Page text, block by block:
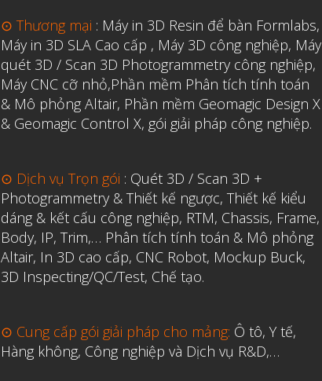
⊙ Thương mại : Máy in 3D Resin để bàn Formlabs,
Máy in 3D SLA Cao cấp , Máy 3D công nghiệp, Máy
quét 3D / Scan 3D Photogrammetry công nghiệp,
Máy CNC cỡ nhỏ,Phần mềm Phân tích tính toán
& Mô phỏng Altair, Phần mềm Geomagic Design X
& Geomagic Control X, gói giải pháp công nghiệp.
⊙ Dịch vụ Trọn gói : Quét 3D / Scan 3D +
Photogrammetry & Thiết kế ngược, Thiết kế kiểu
dáng & kết cấu công nghiệp, RTM, Chassis, Frame,
Body, IP, Trim,… Phân tích tính toán & Mô phỏng
Altair, In 3D cao cấp, CNC Robot, Mockup Buck,
3D Inspecting/QC/Test, Chế tạo.
⊙ Cung cấp gói giải pháp cho mảng: Ô tô, Y tế,
Hàng không, Công nghiệp và Dịch vụ R&D,…